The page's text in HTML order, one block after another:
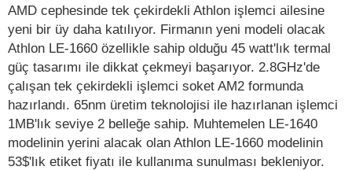
AMD cephesinde tek çekirdekli Athlon işlemci ailesine
yeni bir üy daha katılıyor. Firmanın yeni modeli olacak
Athlon LE-1660 özellikle sahip olduğu 45 watt'lık termal
güç tasarımı ile dikkat çekmeyi başarıyor. 2.8GHz'de
çalışan tek çekirdekli işlemci soket AM2 formunda
hazırlandı. 65nm üretim teknolojisi ile hazırlanan işlemci
1MB'lık seviye 2 belleğe sahip. Muhtemelen LE-1640
modelinin yerini alacak olan Athlon LE-1660 modelinin
53$'lık etiket fiyatı ile kullanıma sunulması bekleniyor.